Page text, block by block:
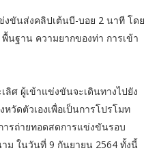
งขันส่งคลิปเต้นบี-บอย 2 นาที โดย
นฐาน ความยากของท่า การเข้า
ศ ผู้เข้าแข่งขันจะเดินทางไปยัง
วัดตัวเองเพื่อเป็นการโปรโมท
ารถ่ายทอดสดการแข่งขันรอบ
ม ในวันที่ 9 กันยายน 2564 ทั้งนี้